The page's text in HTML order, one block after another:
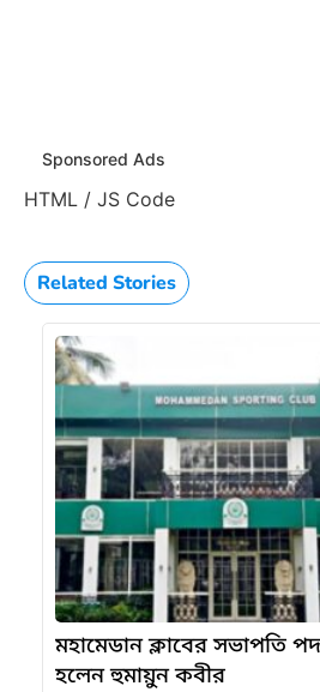
Sponsored Ads
HTML / JS Code
Related Stories
মহামেডান ক্লাবের সভাপতি
হলেন হুমায়ুন কবীর